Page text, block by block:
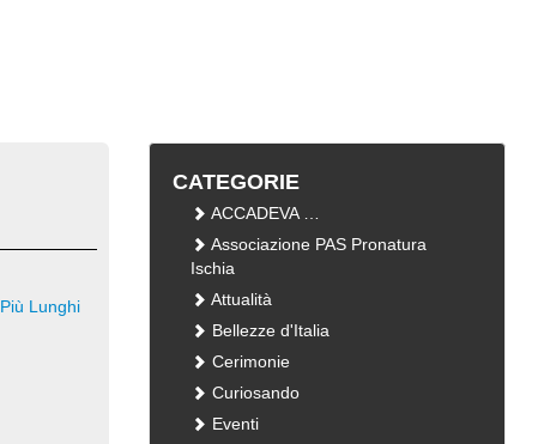
Più Lunghi
CATEGORIE
ACCADEVA …
Associazione PAS Pronatura
Ischia
Attualità
Bellezze d'Italia
Cerimonie
Curiosando
Eventi